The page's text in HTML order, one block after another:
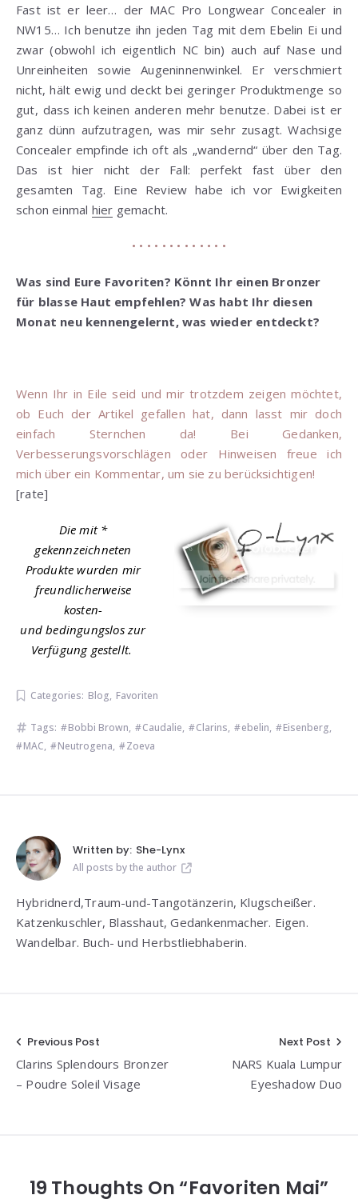
Fast ist er leer… der MAC Pro Longwear Concealer in
NW15… Ich benutze ihn jeden Tag mit dem Ebelin Ei und
zwar (obwohl ich eigentlich NC bin) auch auf Nase und
Unreinheiten sowie Augeninnenwinkel. Er verschmiert
nicht, hält ewig und deckt bei geringer Produktmenge so
gut, dass ich keinen anderen mehr benutze. Dabei ist er
ganz dünn aufzutragen, was mir sehr zusagt. Wachsige
Concealer empfinde ich oft als „wandernd“ über den Tag.
Das ist hier nicht der Fall: perfekt fast über den
gesamten Tag. Eine Review habe ich vor Ewigkeiten
schon einmal hier gemacht.
• • • • • • • • • • • • •
Was sind Eure Favoriten? Könnt Ihr einen Bronzer
für blasse Haut empfehlen? Was habt Ihr diesen
Monat neu kennengelernt, was wieder entdeckt?
Wenn Ihr in Eile seid und mir trotzdem zeigen möchtet,
ob Euch der Artikel gefallen hat, dann lasst mir doch
einfach Sternchen da! Bei Gedanken,
Verbesserungsvorschlägen oder Hinweisen freue ich
mich über ein Kommentar, um sie zu berücksichtigen!
[rate]
Die mit *
gekennzeichneten
Produkte wurden mir
freundlicherweise
kosten-
und bedingungslos zur
Verfügung gestellt.
Categories: Blog, Favoriten
Tags: Bobbi Brown, Caudalie, Clarins, ebelin, Eisenberg,
MAC, Neutrogena, Zoeva
Written by: She-Lynx
All posts by the author
Hybridnerd,Traum-und-Tangotänzerin, Klugscheißer.
Katzenkuschler, Blasshaut, Gedankenmacher. Eigen.
Wandelbar. Buch- und Herbstliebhaberin.
Beitragsnavigation
Previous Post
Clarins Splendours Bronzer
– Poudre Soleil Visage
Next Post
NARS Kuala Lumpur
Eyeshadow Duo
19 Thoughts On “Favoriten Mai”